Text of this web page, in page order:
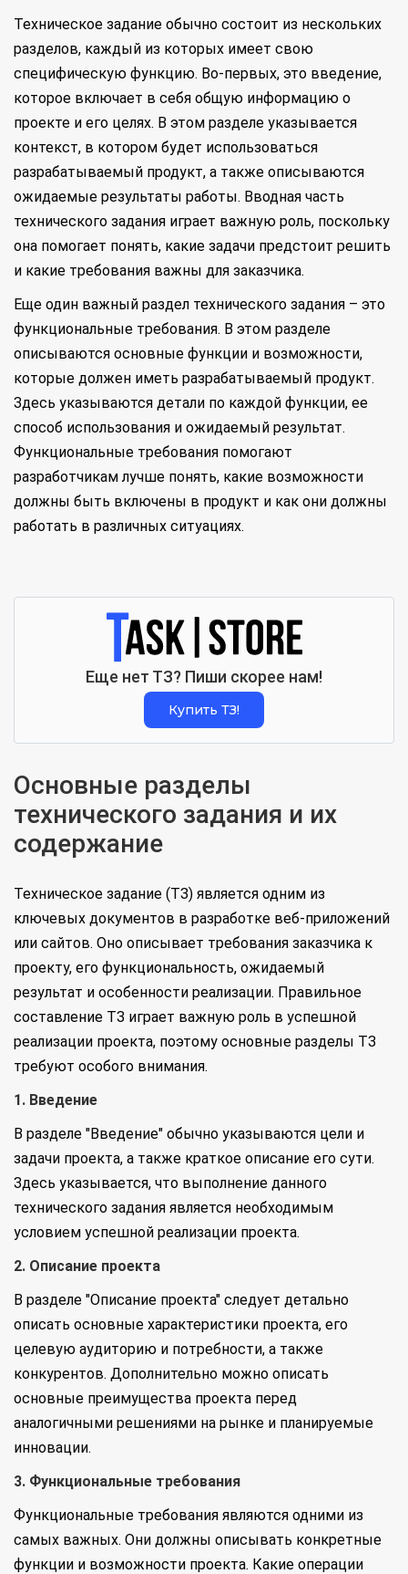
Техническое задание обычно состоит из нескольких
разделов, каждый из которых имеет свою
специфическую функцию. Во-первых, это введение,
которое включает в себя общую информацию о
проекте и его целях. В этом разделе указывается
контекст, в котором будет использоваться
разрабатываемый продукт, а также описываются
ожидаемые результаты работы. Вводная часть
технического задания играет важную роль, поскольку
она помогает понять, какие задачи предстоит решить
и какие требования важны для заказчика.
Еще один важный раздел технического задания – это
функциональные требования. В этом разделе
описываются основные функции и возможности,
которые должен иметь разрабатываемый продукт.
Здесь указываются детали по каждой функции, ее
способ использования и ожидаемый результат.
Функциональные требования помогают
разработчикам лучше понять, какие возможности
должны быть включены в продукт и как они должны
работать в различных ситуациях.
Еще нет ТЗ? Пиши скорее нам!
Купить ТЗ!
Основные разделы
технического задания и их
содержание
Техническое задание (ТЗ) является одним из
ключевых документов в разработке веб-приложений
или сайтов. Оно описывает требования заказчика к
проекту, его функциональность, ожидаемый
результат и особенности реализации. Правильное
составление ТЗ играет важную роль в успешной
реализации проекта, поэтому основные разделы ТЗ
требуют особого внимания.
1. Введение
В разделе "Введение" обычно указываются цели и
задачи проекта, а также краткое описание его сути.
Здесь указывается, что выполнение данного
технического задания является необходимым
условием успешной реализации проекта.
2. Описание проекта
В разделе "Описание проекта" следует детально
описать основные характеристики проекта, его
целевую аудиторию и потребности, а также
конкурентов. Дополнительно можно описать
основные преимущества проекта перед
аналогичными решениями на рынке и планируемые
инновации.
3. Функциональные требования
Функциональные требования являются одними из
самых важных. Они должны описывать конкретные
функции и возможности проекта. Какие операции